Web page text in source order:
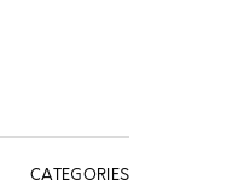
CATEGORIES